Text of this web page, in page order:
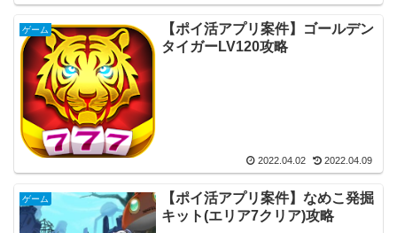
ゲーム
【ポイ活アプリ案件】ゴールデン
タイガーLV120攻略
2022.04.02 2022.04.09
ゲーム
【ポイ活アプリ案件】なめこ発掘
キット(エリア7クリア)攻略